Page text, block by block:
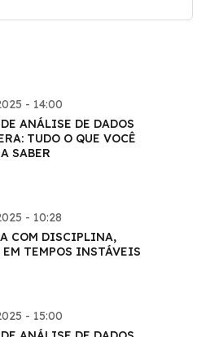
- 14:00
ANÁLISE DE DADOS
TUDO O QUE VOCÊ
SABER
- 10:28
COM DISCIPLINA,
EM TEMPOS INSTÁVEIS
- 15:00